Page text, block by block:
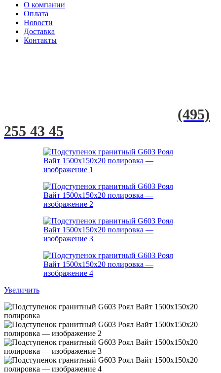
О компании
Оплата
Новости
Доставка
Контакты
(495)
255 43 45
Увеличить